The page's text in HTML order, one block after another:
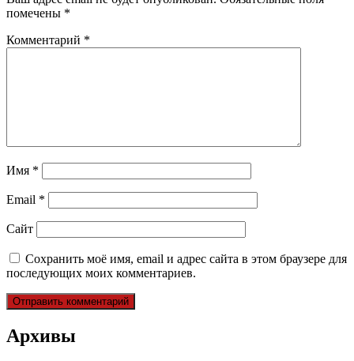
помечены *
Комментарий *
Имя *
Email *
Сайт
Сохранить моё имя, email и адрес сайта в этом браузере для
последующих моих комментариев.
Архивы